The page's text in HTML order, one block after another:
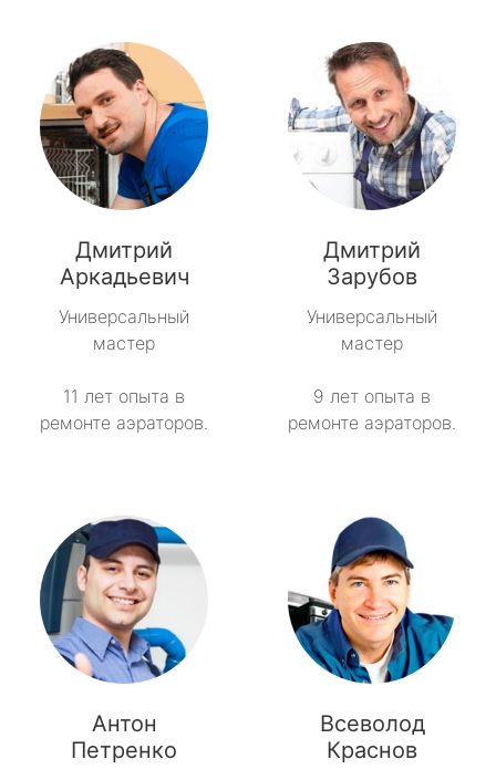
Дмитрий
Аркадьевич
Универсальный
мастер
11 лет опыта в
ремонте аэраторов.
Дмитрий
Зарубов
Универсальный
мастер
9 лет опыта в
ремонте аэраторов.
Антон
Петренко
Всеволод
Краснов